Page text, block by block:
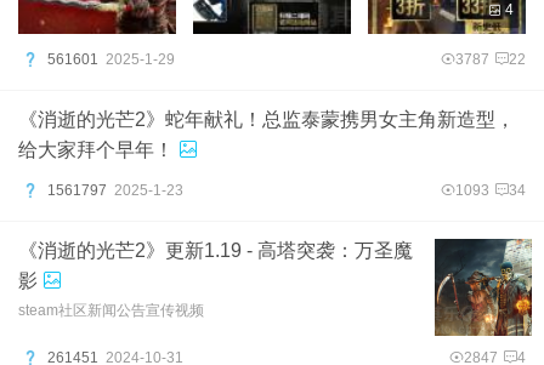
4
561601 2025-1-29 3787 22
《消逝的光芒2》蛇年献礼！总监泰蒙携男女主角新造型，
给大家拜个早年！
1561797 2025-1-23 1093 34
《消逝的光芒2》更新1.19 - 高塔突袭：万圣魔
影
steam社区新闻公告宣传视频
261451 2024-10-31 2847 4